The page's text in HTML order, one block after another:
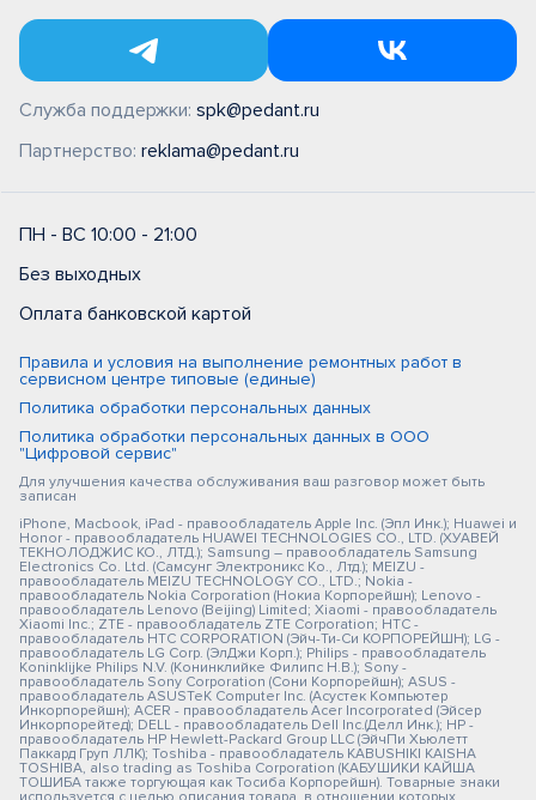
Служба поддержки: spk@pedant.ru
Партнерство: reklama@pedant.ru
ПН - ВС 10:00 - 21:00
Без выходных
Оплата банковской картой
Правила и условия на выполнение ремонтных работ в
сервисном центре типовые (единые)
Политика обработки персональных данных
Политика обработки персональных данных в ООО
"Цифровой сервис"
Для улучшения качества обслуживания ваш разговор может быть
записан
iPhone, Macbook, iPad - правообладатель Apple Inc. (Эпл Инк.); Huawei и
Honor - правообладатель HUAWEI TECHNOLOGIES CO., LTD. (ХУАВЕЙ
ТЕКНОЛОДЖИС КО., ЛТД.); Samsung – правообладатель Samsung
Electronics Co. Ltd. (Самсунг Электроникс Ко., Лтд.); MEIZU -
правообладатель MEIZU TECHNOLOGY CO., LTD.; Nokia -
правообладатель Nokia Corporation (Нокиа Корпорейшн); Lenovo -
правообладатель Lenovo (Beijing) Limited; Xiaomi - правообладатель
Xiaomi Inc.; ZTE - правообладатель ZTE Corporation; HTC -
правообладатель HTC CORPORATION (Эйч-Ти-Си КОРПОРЕЙШН); LG -
правообладатель LG Corp. (ЭлДжи Корп.); Philips - правообладатель
Koninklijke Philips N.V. (Конинклийке Филипс Н.В.); Sony -
правообладатель Sony Corporation (Сони Корпорейшн); ASUS -
правообладатель ASUSTeK Computer Inc. (Асустек Компьютер
Инкорпорейшн); ACER - правообладатель Acer Incorporated (Эйсер
Инкорпорейтед); DELL - правообладатель Dell Inc.(Делл Инк.); HP -
правообладатель HP Hewlett-Packard Group LLC (ЭйчПи Хьюлетт
Паккард Груп ЛЛК); Toshiba - правообладатель KABUSHIKI KAISHA
TOSHIBA, also trading as Toshiba Corporation (КАБУШИКИ КАЙША
ТОШИБА также торгующая как Тосиба Корпорейшн). Товарные знаки